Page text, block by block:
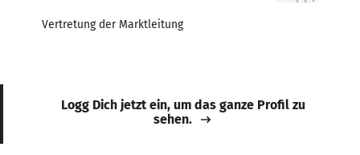
Vertretung der Marktleitung
Logg Dich jetzt ein, um das ganze Profil zu
sehen.